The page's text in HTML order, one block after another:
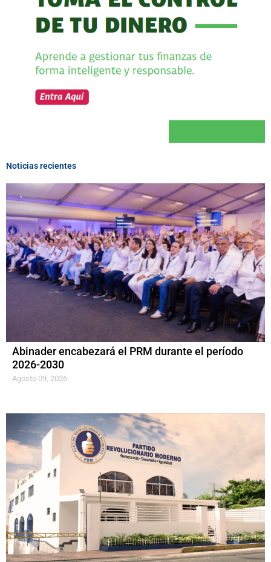
Noticias recientes
Abinader encabezará el PRM durante el período
2026-2030
Agosto 09, 2026